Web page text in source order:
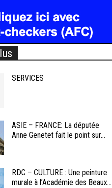
SERVICES
ASIE – FRANCE: La députée
Anne Genetet fait le point sur...
RDC – CULTURE : Une peinture
murale à l’Académie des Beaux...